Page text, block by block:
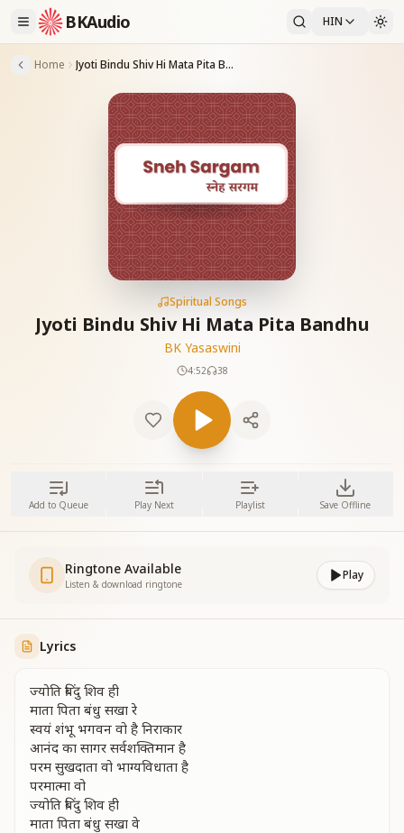
BKAudio HIN
Home Jyoti Bindu Shiv Hi Mata Pita Bandhu
Spiritual Songs
Jyoti Bindu Shiv Hi Mata Pita Bandhu
BK Yasaswini
4:52 38
Add to Queue Play Next Playlist Save Offline
Ringtone Available
Listen & download ringtone
Play
Lyrics
ज्योति बिंदु शिव ही
माता पिता बंधु सखा रे
स्वयं शंभू भगवन वो है निराकार
आनंद का सागर सर्वशक्तिमान है
परम सुखदाता वो भाग्यविधाता है
परमात्मा वो
ज्योति बिंदु शिव ही
माता पिता बंधु सखा वे